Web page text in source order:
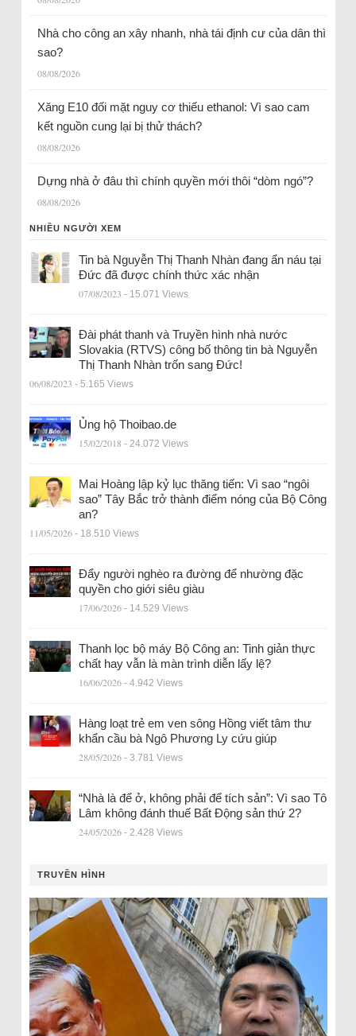
Nhà cho công an xây nhanh, nhà tái định cư của dân thì
sao?
08/08/2026
Xăng E10 đối mặt nguy cơ thiếu ethanol: Vì sao cam
kết nguồn cung lại bị thử thách?
08/08/2026
Dựng nhà ở đâu thì chính quyền mới thôi “dòm ngó”?
08/08/2026
NHIỀU NGƯỜI XEM
Tin bà Nguyễn Thị Thanh Nhàn đang ẩn náu tại
Đức đã được chính thức xác nhận
07/08/2023 - 15.071 Views
Đài phát thanh và Truyền hình nhà nước
Slovakia (RTVS) công bố thông tin bà Nguyễn
Thị Thanh Nhàn trốn sang Đức!
06/08/2023 - 5.165 Views
Ủng hộ Thoibao.de
15/02/2018 - 24.072 Views
Mai Hoàng lập kỷ lục thăng tiến: Vì sao “ngôi
sao” Tây Bắc trở thành điểm nóng của Bộ Công
an?
11/05/2026 - 18.510 Views
Đẩy người nghèo ra đường để nhường đặc
quyền cho giới siêu giàu
17/06/2026 - 14.529 Views
Thanh lọc bộ máy Bộ Công an: Tinh giản thực
chất hay vẫn là màn trình diễn lấy lệ?
16/06/2026 - 4.942 Views
Hàng loạt trẻ em ven sông Hồng viết tâm thư
khẩn cầu bà Ngô Phương Ly cứu giúp
28/05/2026 - 3.781 Views
“Nhà là để ở, không phải để tích sản”: Vì sao Tô
Lâm không đánh thuế Bất Động sản thứ 2?
24/05/2026 - 2.428 Views
TRUYỀN HÌNH